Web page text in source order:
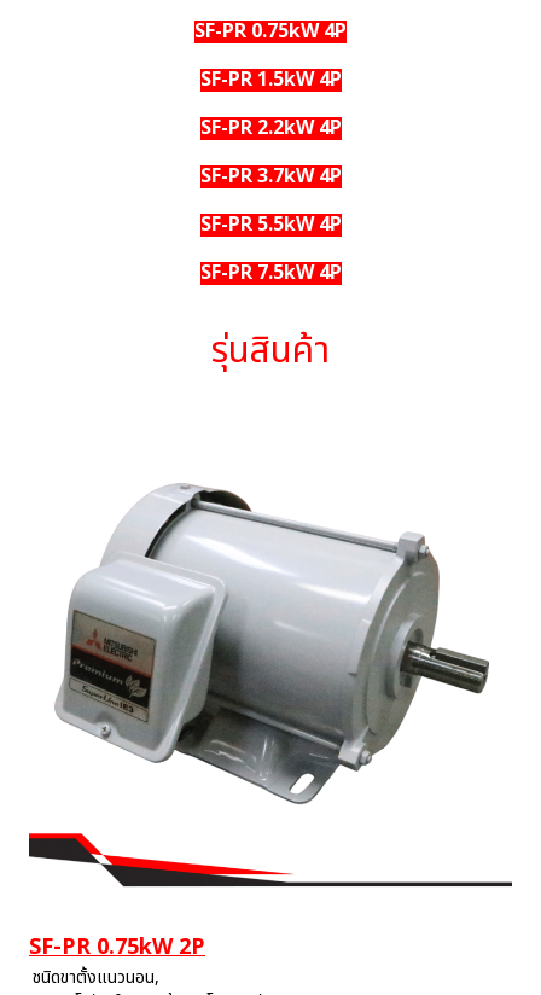
SF-PR 0.75kW 4P
SF-PR 1.5kW 4P
SF-PR 2.2kW 4P
SF-PR 3.7kW 4P
SF-PR 5.5kW 4P
SF-PR 7.5kW 4P
รุ่นสินค้า
SF-PR 0.75kW 2P
ชนิดขาตั้งแนวนอน,